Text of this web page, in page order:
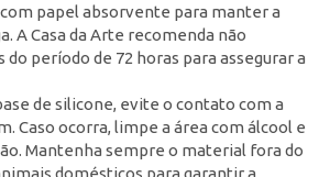
papel absorvente para manter a
A Casa da Arte recomenda não
do período de 72 horas para assegurar a
de silicone, evite o contato com a
Caso ocorra, limpe a área com álcool e
Mantenha sempre o material fora do
domésticos para garantir a